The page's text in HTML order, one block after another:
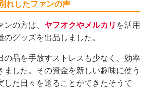
れしたファンの声
の方は、 ヤフオクやメルカリ を活用
のグッズを出品しました。
の品を手放すストレスも少なく、効率
ました。その資金を新しい趣味に使う
した日々を送ることができたそうで